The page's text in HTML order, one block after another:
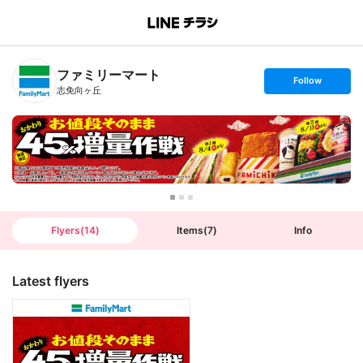
B
n
T
ファミリーマート
志免向ヶ丘
s
t
o
l
l
o
w
Follow
Flyers(14) Items(7) Info
Latest flyers